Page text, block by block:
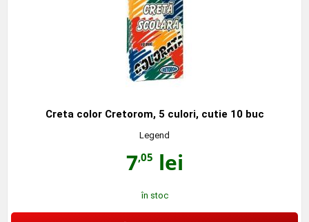
Creta color Cretorom, 5 culori, cutie 10 buc
Legend
7,05 lei
în stoc